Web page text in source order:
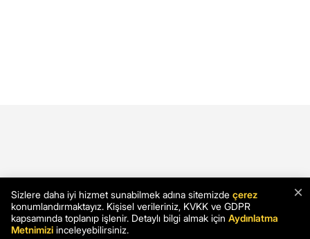
×
Sizlere daha iyi hizmet sunabilmek adına sitemizde çerez
konumlandırmaktayız. Kişisel verileriniz, KVKK ve GDPR
kapsamında toplanıp işlenir. Detaylı bilgi almak için Aydınlatma
Metnimizi inceleyebilirsiniz.